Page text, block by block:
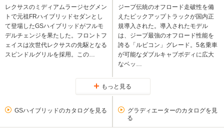
レクサスのミディアムラージセグメン
トで元祖FRハイブリッドセダンとし
て登場したGSハイブリッドがフルモ
デルチェンジを果たした。フロントフ
ェイスは次世代レクサスの先駆となる
スピンドルグリルを採用。この…
ジープ伝統のオフロード走破性を備
えたピックアップトラックが国内正
規導入された。導入されたモデル
は、ジープ最強のオフロード性能を
誇る「ルビコン」グレード。5名乗車
が可能なダブルキャブボディに広大
なベッ…
もっと見る
GSハイブリッドのカタログを見る
グラディエーターのカタログを見
る